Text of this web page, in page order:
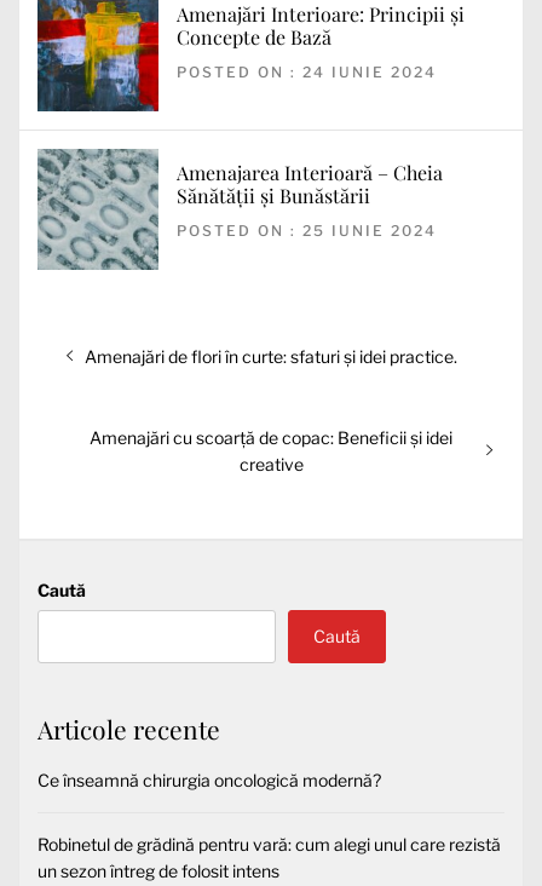
Amenajări Interioare: Principii și
Concepte de Bază
POSTED ON : 24 IUNIE 2024
Amenajarea Interioară – Cheia
Sănătății și Bunăstării
POSTED ON : 25 IUNIE 2024
Articolul
Amenajări de flori în curte: sfaturi și idei practice.
Articolul
Amenajări cu scoarță de copac: Beneficii și idei
creative
Caută
Caută
Articole recente
Ce înseamnă chirurgia oncologică modernă?
Robinetul de grădină pentru vară: cum alegi unul care rezistă
un sezon întreg de folosit intens